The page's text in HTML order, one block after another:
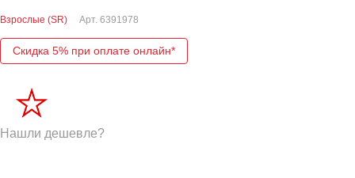
Взрослые (SR) Арт. 6391978
Скидка 5% при оплате онлайн*
Нашли дешевле?